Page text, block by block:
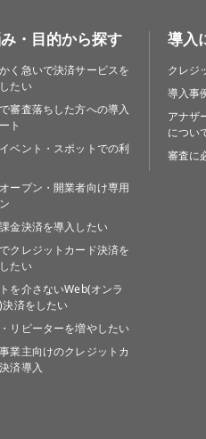
・目的から探す
く急いで決済サービスを
たい
審査落ちした方への導入
ト
ベント・スポットでの利
ープン・開業者向け専用
金決済を導入したい
クレジットカード決済を
たい
を介さないWeb(オンラ
決済をしたい
リピーターを増やしたい
業主向けのクレジットカ
済導入
導入
クレジ
導入事
アナザ
につい
審査に